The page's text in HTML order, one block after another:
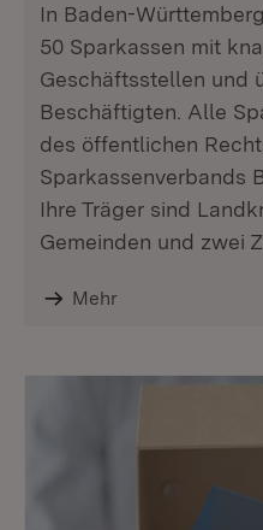
In Baden-
50 Sparkassen mit
Geschäftsstellen und
Beschäftigten. Alle
des öffentlichen
Sparkassenverbands
Ihre Träger sind
Gemeinden und zwei
Mehr